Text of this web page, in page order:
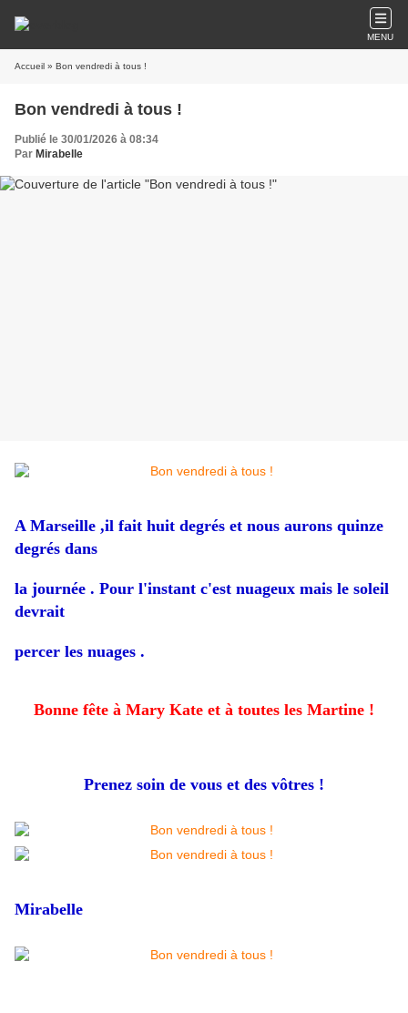
MENU
Accueil » Bon vendredi à tous !
Bon vendredi à tous !
Publié le 30/01/2026 à 08:34
Par Mirabelle
A Marseille ,il fait huit degrés et nous aurons quinze
degrés dans
la journée . Pour l'instant c'est nuageux mais le soleil
devrait
percer les nuages .
Bonne fête à Mary Kate et à toutes les Martine !
Prenez soin de vous et des vôtres !
Mirabelle